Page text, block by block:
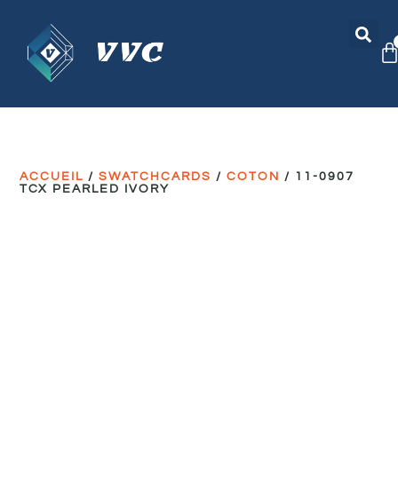
ACCUEIL /SWATCHCARDS /COTON / 11-0907
TCX PEARLED IVORY